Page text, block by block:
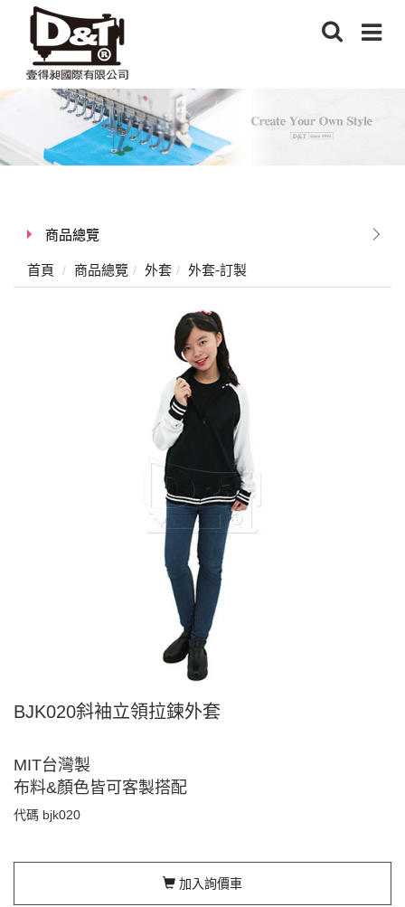
商品總覽
首頁 商品總覽 外套 外套-訂製
BJK020斜袖立領拉鍊外套
MIT台灣製
布料&顏色皆可客製搭配
代碼 bjk020
加入詢價車